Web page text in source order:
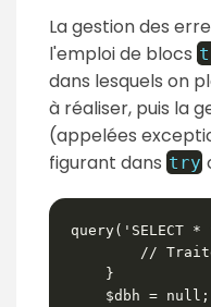
La gestion des
l'emploi de blocs
dans lesquels on
à réaliser, puis la
(appelées
figurant dans try
query('SELECT